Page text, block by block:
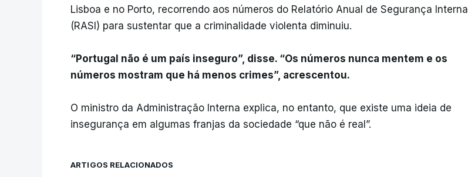
Lisboa e no Porto, recorrendo aos números do Relatório Anual de Segurança Interna
(RASI) para sustentar que a criminalidade violenta diminuiu.
“Portugal não é um país inseguro”, disse. “Os números nunca mentem e os
números mostram que há menos crimes”, acrescentou.
O ministro da Administração Interna explica, no entanto, que existe uma ideia de
insegurança em algumas franjas da sociedade “que não é real”.
ARTIGOS RELACIONADOS